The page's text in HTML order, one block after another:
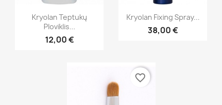
Greita peržiūra
Kryolan Teptukų
Ploviklis...
12,00 €
Greita peržiūra
Kryolan Fixing Spray...
38,00 €
favorite_border